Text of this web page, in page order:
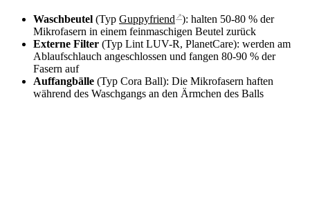
Waschbeutel (Typ Guppyfriend ↗): halten 50-80 % der
Mikrofasern in einem feinmaschigen Beutel zurück
Externe Filter (Typ Lint LUV-R, PlanetCare): werden am
Ablaufschlauch angeschlossen und fangen 80-90 % der
Fasern auf
Auffangbälle (Typ Cora Ball): Die Mikrofasern haften
während des Waschgangs an den Ärmchen des Balls